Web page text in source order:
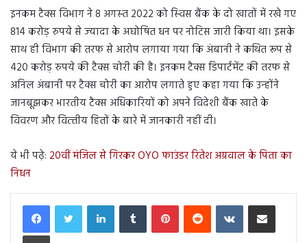
इनकम टैक्‍स विभाग ने 8 अगस्‍त 2022 को स्‍व‍िस बैंक के दो खातों में रखे गए
814 करोड़ रुपये से ज्‍यादा के अघोषित धन पर नोटिस जारी किया था। इसके
साथ ही विभाग की तरफ से आरोप लगाया गया कि अंबानी ने कथित रूप से
420 करोड़ रुपये की टैक्‍स चोरी की है। इनकम टैक्‍स डिपार्टमेंट की तरफ से
अनिल अंबानी पर टैक्‍स चोरी का आरोप लगाते हुए कहा गया कि उन्‍होंने
जानबूझकर भारतीय टैक्‍स अधिकारियों को अपने विदेशी बैंक खाते के
विवरण और वित्‍तीय हितों के बारे में जानकारी नहीं दी।
ये भी पढ़े: 20वीं मंजिल से गिरकर OYO फाउंडर रितेश अग्रवाल के पिता का
निधन
LinkedInTumblr PinterestReddit VKontakteShare via Email
Print